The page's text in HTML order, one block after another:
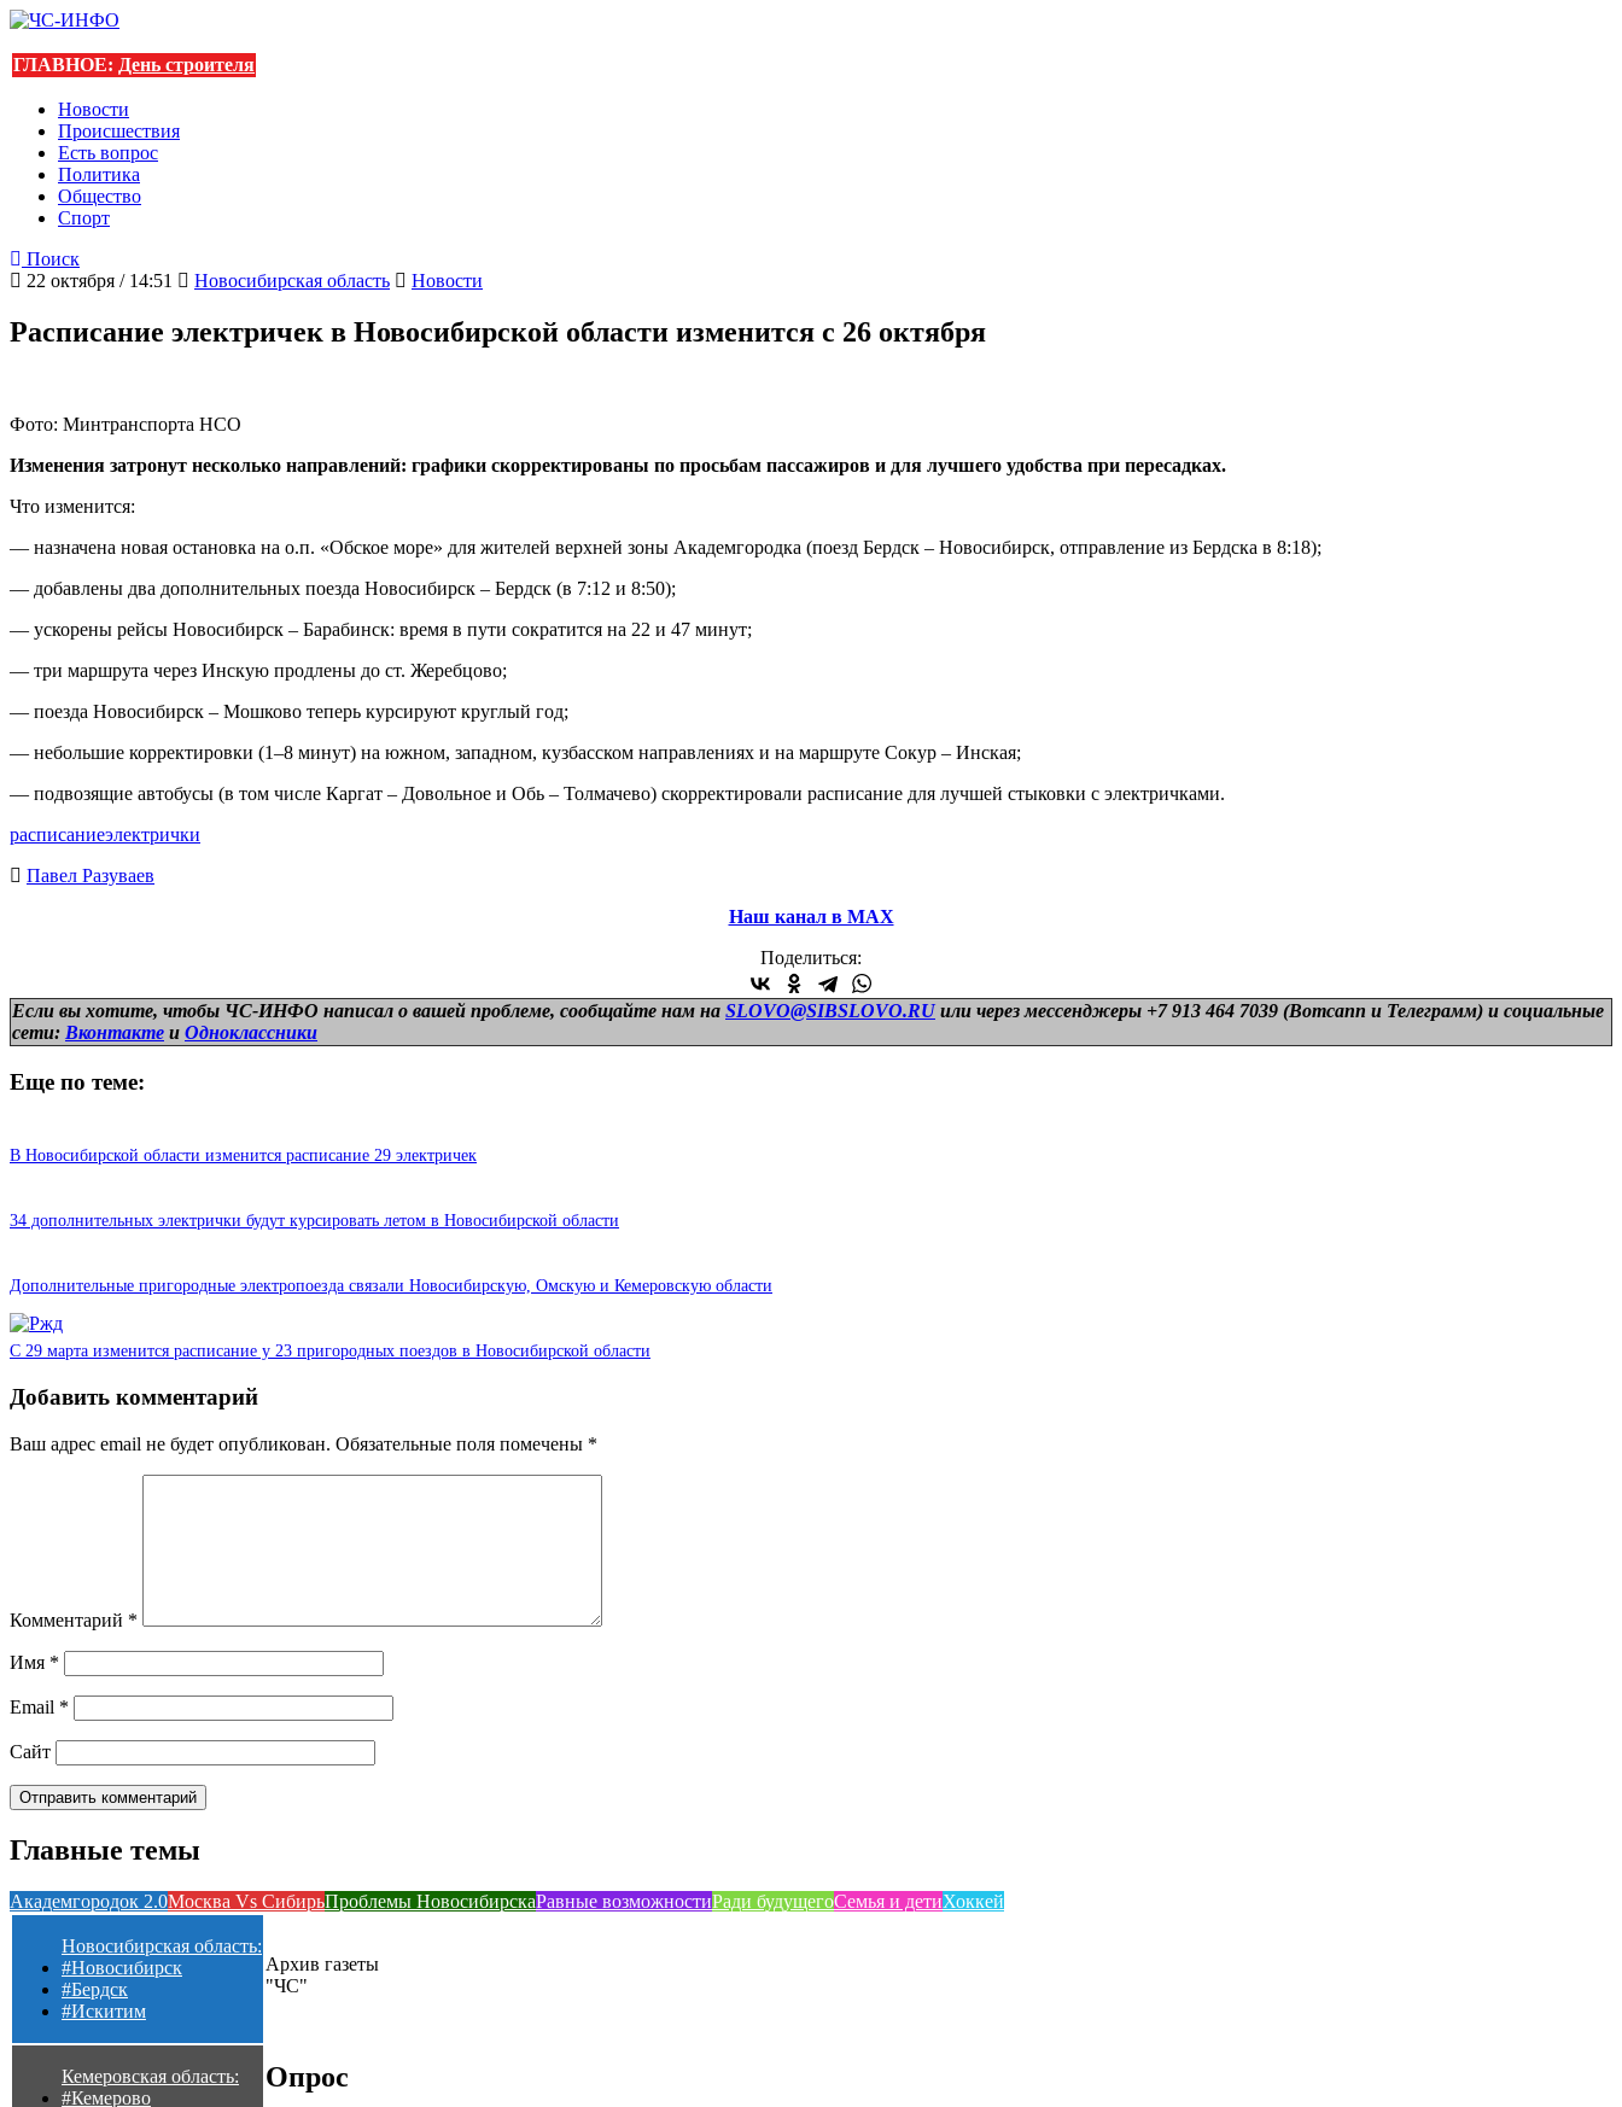
ГЛАВНОЕ: День строителя
Новости
Происшествия
Есть вопрос
Политика
Общество
Спорт
Поиск
22 октября / 14:51
Новосибирская область Новости
Расписание электричек в Новосибирской области изменится с 26 октября
Фото: Минтранспорта НСО
Изменения затронут несколько направлений: графики скорректированы по просьбам пассажиров и для лучшего удобства при пересадках.
Что изменится:
— назначена новая остановка на о.п. «Обское море» для жителей верхней зоны Академгородка (поезд Бердск – Новосибирск, отправление из Бердска в 8:18);
— добавлены два дополнительных поезда Новосибирск – Бердск (в 7:12 и 8:50);
— ускорены рейсы Новосибирск – Барабинск: время в пути сократится на 22 и 47 минут;
— три маршрута через Инскую продлены до ст. Жеребцово;
— поезда Новосибирск – Мошково теперь курсируют круглый год;
— небольшие корректировки (1–8 минут) на южном, западном, кузбасском направлениях и на маршруте Сокур – Инская;
— подвозящие автобусы (в том числе Каргат – Довольное и Обь – Толмачево) скорректировали расписание для лучшей стыковки с электричками.
расписаниеэлектрички
Павел Разуваев
Наш канал в МАХ
Поделиться:
Если вы хотите, чтобы ЧС-ИНФО написал о вашей проблеме, сообщайте нам на SLOVO@SIBSLOVO.RU или через мессенджеры +7 913 464 7039 (Вотсапп и Телеграмм) и социальные
сети: Вконтакте и Одноклассники
Еще по теме:
В Новосибирской области изменится расписание 29 электричек
34 дополнительных электрички будут курсировать летом в Новосибирской области
Дополнительные пригородные электропоезда связали Новосибирскую, Омскую и Кемеровскую области
С 29 марта изменится расписание у 23 пригородных поездов в Новосибирской области
Добавить комментарий
Ваш адрес email не будет опубликован. Обязательные поля помечены *
Комментарий *
Имя *
Email *
Сайт
Главные темы
Академгородок 2.0Москва Vs СибирьПроблемы НовосибирскаРавные возможностиРади будущегоСемья и детиХоккей
Новосибирская область:
#Новосибирск
#Бердск
#Искитим
Кемеровская область:
#Кемерово
Архив газеты
"ЧС"
Опрос